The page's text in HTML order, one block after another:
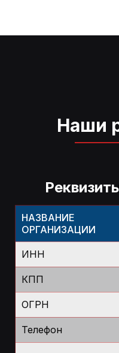
Наши
НАЗВАНИЕ
ОРГАНИЗАЦИИ
ИНН
КПП
ОГРН
Телефон